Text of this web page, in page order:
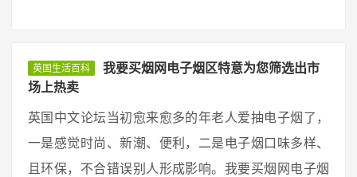
英国生活百科
我要买烟网电子烟区特意为您筛选出市
场上热卖
英国中文论坛当初愈来愈多的年老人爱抽电子烟了，
一是感觉时尚、新潮、便利，二是电子烟口味多样、
且环保，不合错误别人形成影响。我要买烟网电子烟